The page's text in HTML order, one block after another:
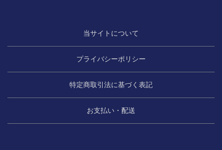
当サイトについて
プライバシーポリシー
特定商取引法に基づく表記
お支払い・配送